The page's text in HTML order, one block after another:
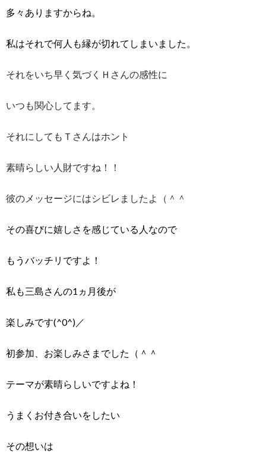
多々ありますからね。
私はそれで何人も縁が切れてしまいました。
それをいち早く気づくＨさんの感性に
いつも関心してます。
それにしてもＴさんはホント
素晴らしい人財ですね！！
彼のメッセージにはシビレましたよ（＾＾
その喜びに嬉しさを感じている人なので
もうバッチリですよ！
私も三島さんの1ヵ月後が
楽しみです(^0^)／
初参加、お楽しみさまでした（＾＾
テーマが素晴らしいですよね！
うまくお付き合いをしたい
その想いは